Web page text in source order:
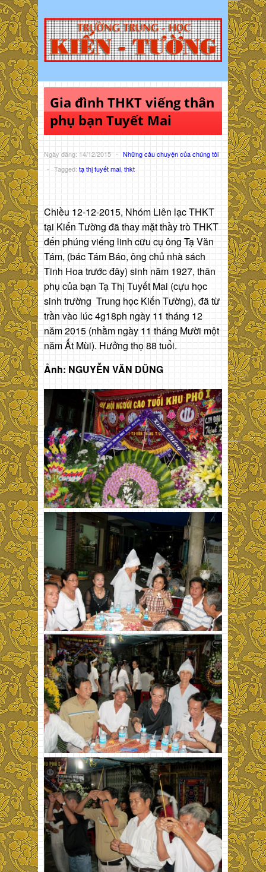
Gia đình THKT viếng thân
phụ bạn Tuyết Mai
Ngày đăng: 14/12/2015 - Những câu chuyện của chúng tôi
- Tagged: tạ thị tuyết mai thkt
Chiều 12-12-2015, Nhóm Liên lạc THKT
tại Kiến Tường đã thay mặt thầy trò THKT
đến phúng viếng linh cữu cụ ông Tạ Văn
Tám, (bác Tám Báo, ông chủ nhà sách
Tinh Hoa trước đây) sinh năm 1927, thân
phụ của bạn Tạ Thị Tuyết Mai (cựu học
sinh trường Trung học Kiến Tường), đã từ
trần vào lúc 4g18ph ngày 11 tháng 12
năm 2015 (nhằm ngày 11 tháng Mười một
năm Ất Mùi). Hưởng thọ 88 tuổi.
Ảnh: NGUYỄN VĂN DŨNG